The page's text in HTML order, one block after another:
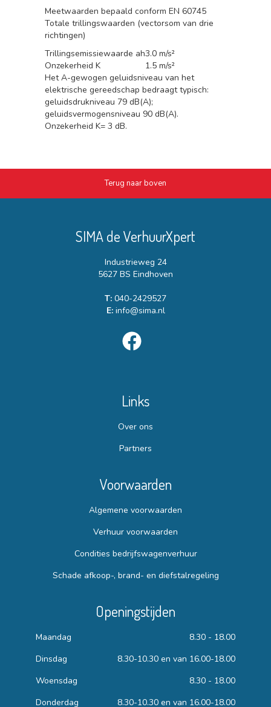
Meetwaarden bepaald conform EN 60745
Totale trillingswaarden (vectorsom van drie
richtingen)
Trillingsemissiewaarde ah3.0 m/s²
Onzekerheid K
1.5 m/s²
Het A-gewogen geluidsniveau van het
elektrische gereedschap bedraagt typisch:
geluidsdrukniveau 79 dB(A);
geluidsvermogensniveau 90 dB(A).
Onzekerheid K= 3 dB.
Terug naar boven
SIMA de VerhuurXpert
Industrieweg 24
5627 BS Eindhoven
T: 040-2429527
E: info@sima.nl
Links
Over ons
Partners
Voorwaarden
Algemene voorwaarden
Verhuur voorwaarden
Condities bedrijfswagenverhuur
Schade afkoop-, brand- en diefstalregeling
Openingstijden
Maandag
8.30 - 18.00
Dinsdag
8.30-10.30 en van 16.00-18.00
Woensdag
8.30 - 18.00
Donderdag
8.30-10.30 en van 16.00-18.00